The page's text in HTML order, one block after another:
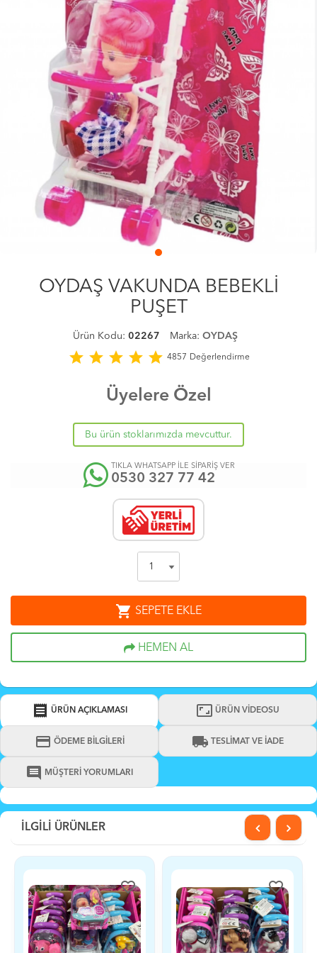
OYDAŞ VAKUNDA BEBEKLİ
PUŞET
Ürün Kodu: 02267 Marka: OYDAŞ
star star star star star 4857 Değerlendirme
Üyelere Özel
Bu ürün stoklarımızda mevcuttur.
TIKLA WHATSAPP İLE SİPARİŞ VER
0530 327 77 42
shopping_cart SEPETE EKLE
HEMEN AL
receipt ÜRÜN AÇIKLAMASI aspect_ratio ÜRÜN VİDEOSU
credit_card ÖDEME BİLGİLERİ local_shipping TESLİMAT VE İADE
comment MÜŞTERİ YORUMLARI
İLGİLİ ÜRÜNLER